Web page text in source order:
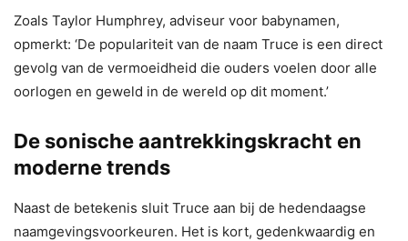
Zoals Taylor Humphrey, adviseur voor babynamen,
opmerkt: ‘De populariteit van de naam Truce is een direct
gevolg van de vermoeidheid die ouders voelen door alle
oorlogen en geweld in de wereld op dit moment.’
De sonische aantrekkingskracht en
moderne trends
Naast de betekenis sluit Truce aan bij de hedendaagse
naamgevingsvoorkeuren. Het is kort, gedenkwaardig en